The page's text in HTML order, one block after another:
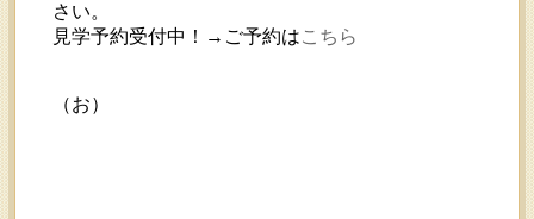
さい。
見学予約受付中！→ご予約はこちら
（お）